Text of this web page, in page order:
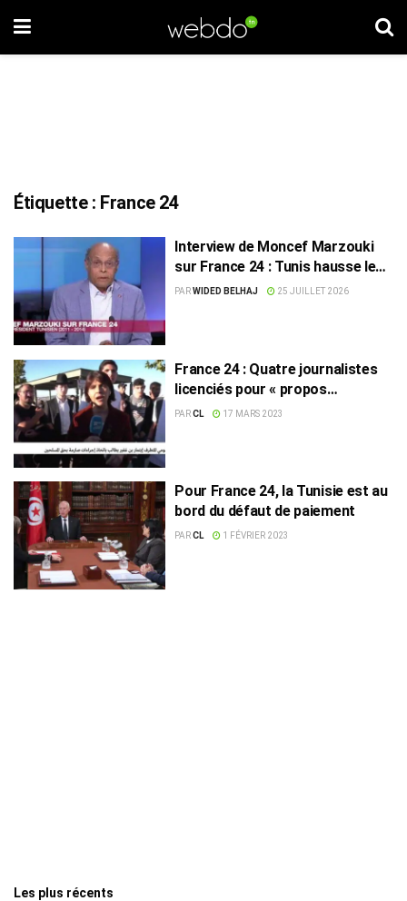
Étiquette : France 24
Interview de Moncef Marzouki
sur France 24 : Tunis hausse le
ton et convoque l’ambassadrice
PARWIDED BELHAJ 25 JUILLET 2026
France 24 : Quatre journalistes
licenciés pour « propos
antisémites »
PARCL 17 MARS 2023
Pour France 24, la Tunisie est au
bord du défaut de paiement
PARCL 1 FÉVRIER 2023
Les plus récents